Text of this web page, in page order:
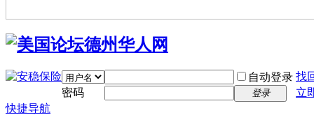
自动登录 找
密码
登录
立
快捷导航